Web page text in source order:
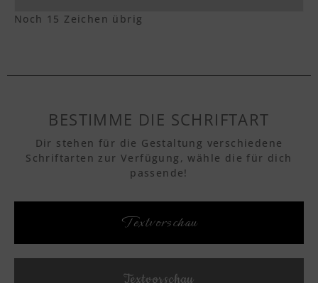
Noch 15 Zeichen übrig
BESTIMME DIE SCHRIFTART
Dir stehen für die Gestaltung verschiedene
Schriftarten zur Verfügung, wähle die für dich
passende!
Textvorschau
Textvorschau